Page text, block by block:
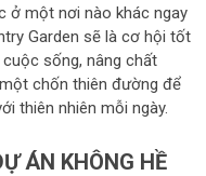
ở một nơi nào khác ngay
Garden sẽ là cơ hội tốt
sống, nâng chất
chốn thiên đường để
thiên nhiên mỗi ngày.
ÁN KHÔNG HỀ